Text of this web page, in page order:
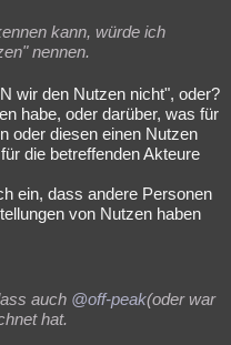
kann, würde ich
nennen.
wir den Nutzen nicht", oder?
habe, oder darüber, was für
oder diesen einen Nutzen
die betreffenden Akteure
ein, dass andere Personen
von Nutzen haben
auch @off-peak(oder war
hat.